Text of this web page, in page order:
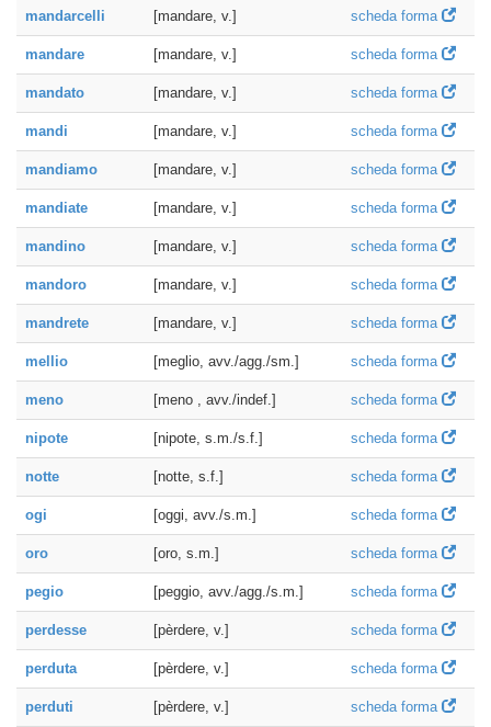
mandarcelli [mandare, v.] scheda forma
mandare [mandare, v.] scheda forma
mandato [mandare, v.] scheda forma
mandi [mandare, v.] scheda forma
mandiamo [mandare, v.] scheda forma
mandiate [mandare, v.] scheda forma
mandino [mandare, v.] scheda forma
mandoro [mandare, v.] scheda forma
mandrete [mandare, v.] scheda forma
mellio [meglio, avv./agg./sm.] scheda forma
meno [meno , avv./indef.] scheda forma
nipote [nipote, s.m./s.f.] scheda forma
notte [notte, s.f.] scheda forma
ogi [oggi, avv./s.m.] scheda forma
oro [oro, s.m.] scheda forma
pegio [peggio, avv./agg./s.m.] scheda forma
perdesse [pèrdere, v.] scheda forma
perduta [pèrdere, v.] scheda forma
perduti [pèrdere, v.] scheda forma